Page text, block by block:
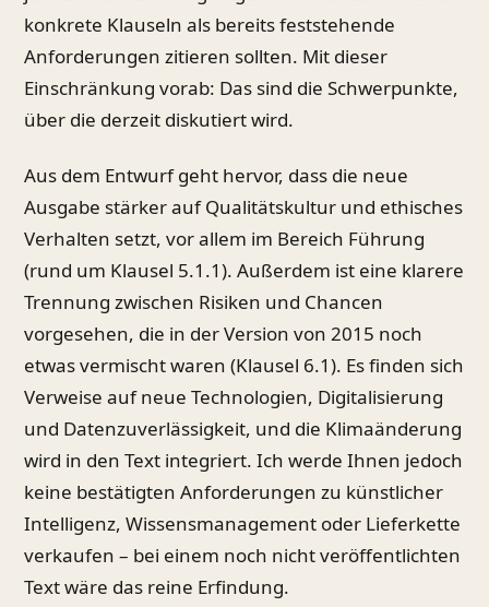
konkrete Klauseln als bereits feststehende
Anforderungen zitieren sollten. Mit dieser
Einschränkung vorab: Das sind die Schwerpunkte,
über die derzeit diskutiert wird.
Aus dem Entwurf geht hervor, dass die neue
Ausgabe stärker auf Qualitätskultur und ethisches
Verhalten setzt, vor allem im Bereich Führung
(rund um Klausel 5.1.1). Außerdem ist eine klarere
Trennung zwischen Risiken und Chancen
vorgesehen, die in der Version von 2015 noch
etwas vermischt waren (Klausel 6.1). Es finden sich
Verweise auf neue Technologien, Digitalisierung
und Datenzuverlässigkeit, und die Klimaänderung
wird in den Text integriert. Ich werde Ihnen jedoch
keine bestätigten Anforderungen zu künstlicher
Intelligenz, Wissensmanagement oder Lieferkette
verkaufen – bei einem noch nicht veröffentlichten
Text wäre das reine Erfindung.